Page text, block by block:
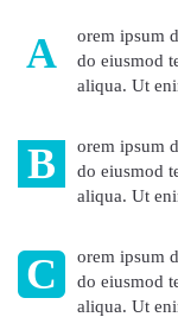
A
orem ipsum
do eiusmod
aliqua. Ut
B
orem ipsum
do eiusmod
aliqua. Ut
C
orem ipsum
do eiusmod
aliqua. Ut